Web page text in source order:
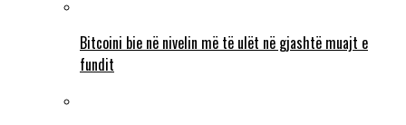
Bitcoini bie në nivelin më të ulët në gjashtë muajt e
fundit